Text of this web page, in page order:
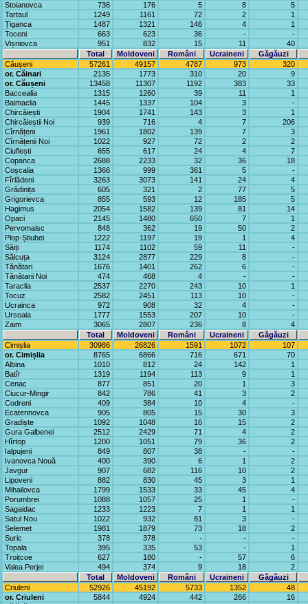
Stoianovca
736 176 5 8
5
Tartaul
1249 1161 72 2
1
Țiganca
1487 1321 146 4
1
Toceni
663 623 36 -
-
Vișniovca
951 832 15 11
40
Total
Moldoveni Români Ucraineni
Găgăuzi
Căușeni
57261 49157 4787 973
320
or. Căinari
2135 1773 310 20
9
or. Căușeni
13458 11307 1192 383
33
Baccealia
1315 1260 39 11
1
Baimaclia
1445 1337 104 3
-
Chircăiești
1904 1741 143 3
1
Chircăieștii Noi
939 716 4 7
206
Cîrnățeni
1961 1802 139 7
3
Cîrnățenii Noi
1022 927 72 2
2
Ciuflești
655 617 24 4
7
Copanca
2688 2233 32 36
18
Coșcalia
1366 999 361 5
-
Fîrlădeni
3263 3073 141 24
4
Grădinița
605 321 2 77
5
Grigorievca
855 593 12 185
5
Hagimus
2054 1582 139 81
14
Opaci
2145 1480 650 7
1
Pervomaisc
848 362 19 50
2
Plop-Știubei
1222 1197 19 1
4
Săiți
1174 1102 59 11
-
Sălcuța
3124 2877 229 8
-
Tănătari
1676 1401 262 6
-
Tănătarii Noi
474 468 4 -
-
Taraclia
2537 2270 243 10
1
Tocuz
2582 2451 113 10
-
Ucrainca
972 908 32 4
-
Ursoaia
1777 1553 207 10
-
Zaim
3065 2807 236 8
4
Total
Moldoveni Români Ucraineni
Găgăuzi
Cimișlia
30986 26826 1591 1072
107
or. Cimișlia
8765 6866 716 671
70
Albina
1010 812 24 142
1
Batîr
1319 1194 113 9
1
Cenac
877 851 20 1
3
Ciucur-Mingir
842 786 41 3
2
Codreni
409 384 10 4
-
Ecaterinovca
905 805 15 30
3
Gradiște
1092 1048 16 15
2
Gura Galbenei
2512 2429 71 4
2
Hîrtop
1200 1051 79 36
2
Ialpujeni
849 807 38 -
-
Ivanovca Nouă
400 390 6 1
2
Javgur
907 682 116 10
2
Lipoveni
882 830 45 3
1
Mihailovca
1799 1533 33 45
4
Porumbrei
1088 1057 25 1
-
Sagaidac
1233 1223 7 1
1
Satul Nou
1022 932 81 3
-
Selemet
1981 1879 73 18
2
Suric
378 378 - -
-
Topala
395 335 53 -
1
Troițcoe
627 180 - 57
6
Valea Perjei
494 374 9 18
2
Total
Moldoveni Români Ucraineni
Găgăuzi
Criuleni
52926 45192 5733 1352
48
or. Criuleni
5844 4924 442 266
16